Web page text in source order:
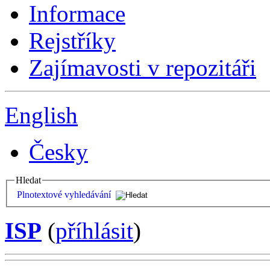
Informace
Rejstříky
Zajímavosti v repozitáři
English
Česky
Hledat
Plnotextové vyhledávání
ISP (příhlásit)